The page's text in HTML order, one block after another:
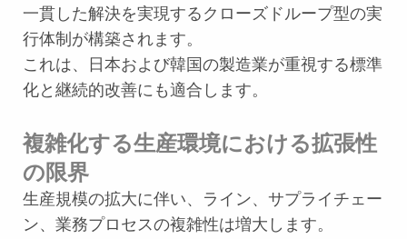
一貫した解決を実現するクローズドループ型の実
行体制が構築されます。
これは、日本および韓国の製造業が重視する標準
化と継続的改善にも適合します。
複雑化する生産環境における拡張性
の限界
生産規模の拡大に伴い、ライン、サプライチェー
ン、業務プロセスの複雑性は増大します。